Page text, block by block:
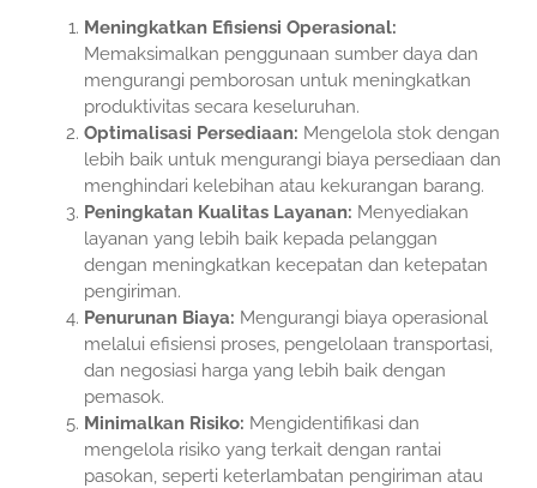
Meningkatkan Efisiensi Operasional:
Memaksimalkan penggunaan sumber daya dan
mengurangi pemborosan untuk meningkatkan
produktivitas secara keseluruhan.
Optimalisasi Persediaan: Mengelola stok dengan
lebih baik untuk mengurangi biaya persediaan dan
menghindari kelebihan atau kekurangan barang.
Peningkatan Kualitas Layanan: Menyediakan
layanan yang lebih baik kepada pelanggan
dengan meningkatkan kecepatan dan ketepatan
pengiriman.
Penurunan Biaya: Mengurangi biaya operasional
melalui efisiensi proses, pengelolaan transportasi,
dan negosiasi harga yang lebih baik dengan
pemasok.
Minimalkan Risiko: Mengidentifikasi dan
mengelola risiko yang terkait dengan rantai
pasokan, seperti keterlambatan pengiriman atau